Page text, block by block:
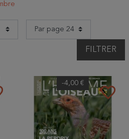
FILTRER
favorite_border
-4,00 €